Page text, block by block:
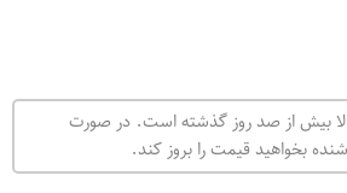
بیش از صد روز گذشته است. در صورت
بخواهید قیمت را بروز کند.